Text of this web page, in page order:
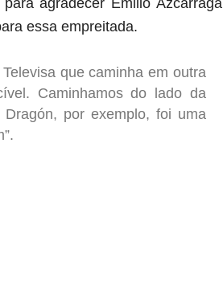
essa empreitada.
que caminha em outra
Caminhamos do lado da
por exemplo, foi uma